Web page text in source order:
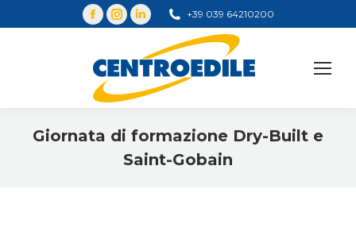
+39 039 64210200
Giornata di formazione Dry-Built e
Saint-Gobain